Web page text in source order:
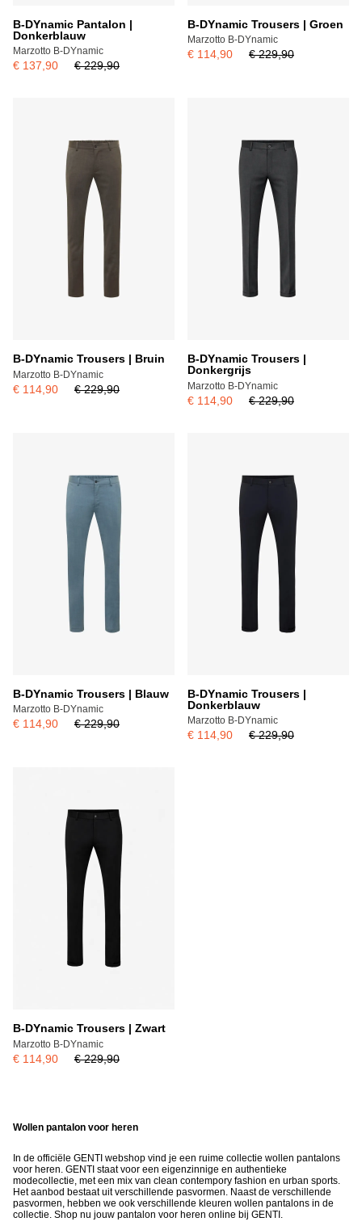
B-DYnamic Pantalon |
Donkerblauw
Marzotto B-DYnamic
€ 137,90 € 229,90
B-DYnamic Trousers | Groen
Marzotto B-DYnamic
€ 114,90 € 229,90
B-DYnamic Trousers | Bruin
Marzotto B-DYnamic
€ 114,90 € 229,90
B-DYnamic Trousers |
Donkergrijs
Marzotto B-DYnamic
€ 114,90 € 229,90
B-DYnamic Trousers | Blauw
Marzotto B-DYnamic
€ 114,90 € 229,90
B-DYnamic Trousers |
Donkerblauw
Marzotto B-DYnamic
€ 114,90 € 229,90
B-DYnamic Trousers | Zwart
Marzotto B-DYnamic
€ 114,90 € 229,90
Wollen pantalon voor heren
In de officiële GENTI webshop vind je een ruime collectie wollen pantalons
voor heren. GENTI staat voor een eigenzinnige en authentieke
modecollectie, met een mix van clean contempory fashion en urban sports.
Het aanbod bestaat uit verschillende pasvormen. Naast de verschillende
pasvormen, hebben we ook verschillende kleuren wollen pantalons in de
collectie. Shop nu jouw pantalon voor heren online bij GENTI.